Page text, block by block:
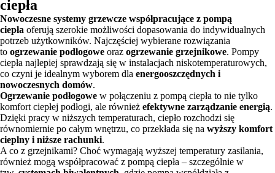
ciepła
Nowoczesne systemy grzewcze współpracujące z pompą
ciepła oferują szerokie możliwości dopasowania do indywidualnych
potrzeb użytkowników. Najczęściej wybierane rozwiązania
to ogrzewanie podłogowe oraz ogrzewanie grzejnikowe. Pompy
ciepła najlepiej sprawdzają się w instalacjach niskotemperaturowych,
co czyni je idealnym wyborem dla energooszczędnych i
nowoczesnych domów.
Ogrzewanie podłogowe w połączeniu z pompą ciepła to nie tylko
komfort ciepłej podłogi, ale również efektywne zarządzanie energią.
Dzięki pracy w niższych temperaturach, ciepło rozchodzi się
równomiernie po całym wnętrzu, co przekłada się na wyższy komfort
cieplny i niższe rachunki.
A co z grzejnikami? Choć wymagają wyższej temperatury zasilania,
również mogą współpracować z pompą ciepła – szczególnie w